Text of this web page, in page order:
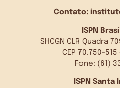
Contato:
ISPN
SHCGN CLR Quadra
CEP 70.750-515
Fone: (61)
ISPN Santa